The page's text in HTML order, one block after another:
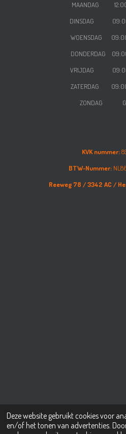
Deze website gebruikt cookies voor
en/of het tonen van advertenties.
MAANDAG 12:00
DINSDAG 09:00
WOENSDAG
DONDERDAG
VRIJDAG
ZATERDAG
ZONDAG
KVK nummer:
BTW-Nummer:
Reeweg 78 /3342 AC /
© 2001 - 2025 mkbıkes.nl